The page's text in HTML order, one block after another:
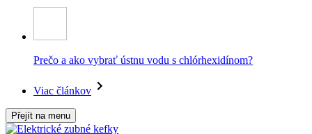
Prečo a ako vybrať ústnu vodu s chlórhexidínom?
Viac článkov
Přejít na menu